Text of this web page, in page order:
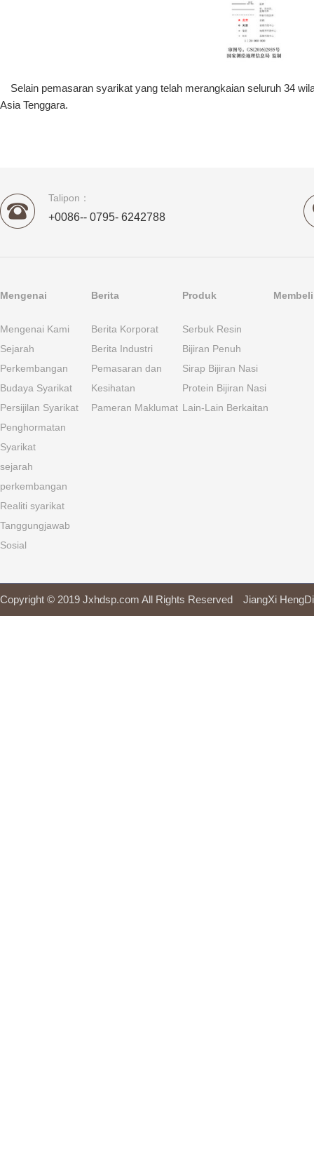
Selain pemasaran syarikat yang telah merangkaian seluruh 34
Asia Tenggara.
Talipon：
+0086-- 0795- 6242788
Mengenai
Mengenai Kami
Sejarah
Perkembangan
Budaya Syarikat
Persijilan Syarikat
Penghormatan
Syarikat
sejarah
perkembangan
Realiti syarikat
Tanggungjawab
Sosial
Berita
Berita Korporat
Berita Industri
Pemasaran dan
Kesihatan
Pameran Maklumat
Produk
Serbuk Resin
Bijiran Penuh
Sirap Bijiran Nasi
Protein Bijiran Nasi
Lain-Lain Berkaitan
Copyright © 2019 Jxhdsp.com All Rights Reserved JiangXi